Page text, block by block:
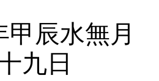
辰水無月
九日